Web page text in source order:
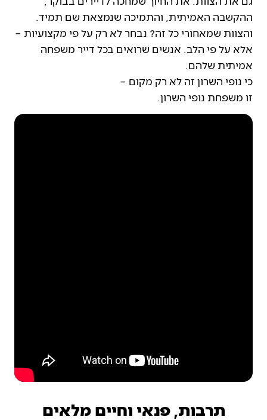
ההקשבה האמיתית, והתמיכה שנמצאת שם תמיד.
והצוות שמאחורי כל זה? נבחר לא רק על פי מקצועיות –
אלא על פי הלב. אנשים שרואים בכל דייר משפחה
אמיתית שלהם.
כי נופי השרון זה לא רק מקום –
זו משפחת נופי השרון.
תרבות, פנאי וחיים מלאים